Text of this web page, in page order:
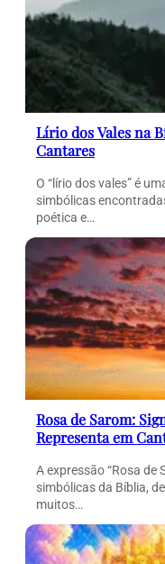
Lírio dos Vales na
Cantares
O “lírio dos vales” é
simbólicas
poética e…
Rosa de Sarom:
Representa em
A expressão “Rosa de
simbólicas da Bíblia,
muitos…